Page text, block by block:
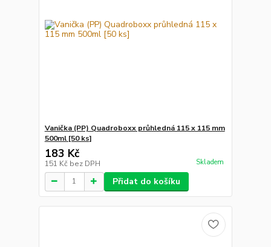
Vanička (PP) Quadroboxx průhledná 115 x 115 mm
500ml [50 ks]
183 Kč
151 Kč bez DPH Skladem
Přidat do košíku